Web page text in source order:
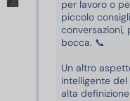
per lavoro o
piccolo
conversazioni,
bocca. 📞
Un altro
intelligente
alta